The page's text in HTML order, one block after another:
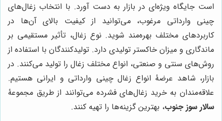
است جایگاه ویژه‌ای در بازار به دست آورد. با انتخاب زغال‌های
چینی وارداتی مرغوب، می‌توانید از کیفیت بالای آن‌ها در
کاربردهای مختلف بهره‌مند شوید. نوع زغال، تأثیر مستقیمی بر
ماندگاری و میزان خاکستر تولیدی دارد. تولیدکنندگان با استفاده از
روش‌های سنتی و صنعتی، انواع مختلف زغال را تولید می‌کنند. در
بازار، شاهد عرضۀ انواع زغال چینی وارداتی و ایرانی هستیم.
علاقه‌مندان به خرید زغال‌های فشرده می‌توانند از طریق مجموعۀ
سالار سوز جنوب، بهترین گزینه‌ها را تهیه کنند.